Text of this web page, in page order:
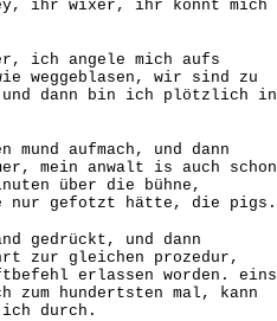
ihr wixer, ihr könnt mich
ich angele mich aufs
weggeblasen, wir sind zu
dann bin ich plötzlich in
aufmach, und dann
mein anwalt is auch schon
über die bühne,
nur gefotzt hätte, die pigs.
gedrückt, und dann
zur gleichen prozedur,
erlassen worden. eins
hundertsten mal, kann
durch.